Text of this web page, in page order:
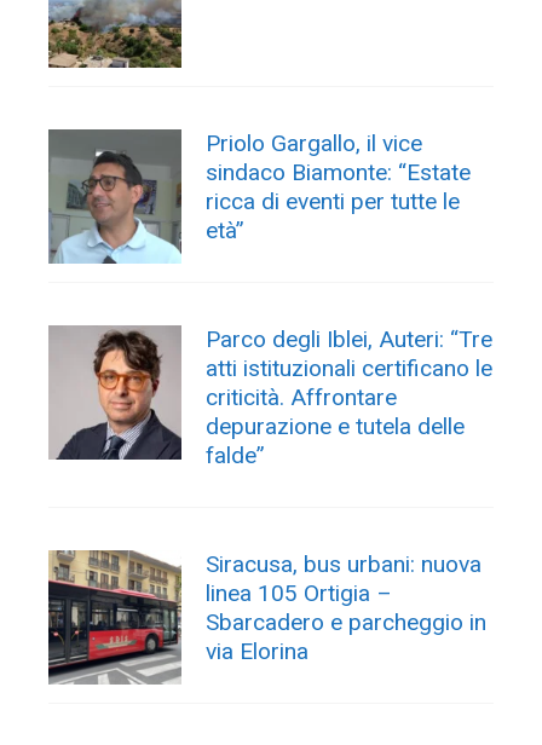
Priolo Gargallo, il vice
sindaco Biamonte: “Estate
ricca di eventi per tutte le
età”
Parco degli Iblei, Auteri: “Tre
atti istituzionali certificano le
criticità. Affrontare
depurazione e tutela delle
falde”
Siracusa, bus urbani: nuova
linea 105 Ortigia –
Sbarcadero e parcheggio in
via Elorina